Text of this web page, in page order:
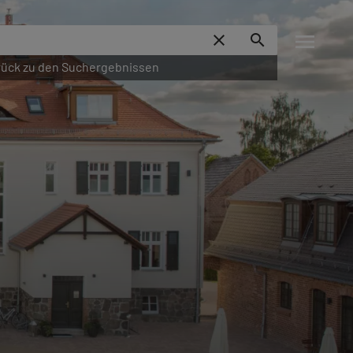
close
search
zu den Suchergebnissen
menu